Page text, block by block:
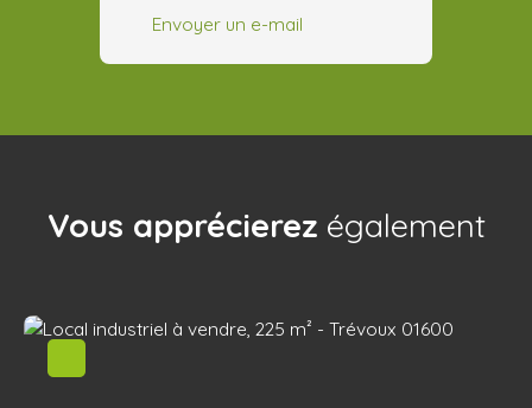
Envoyer un e-mail
Vous apprécierez également